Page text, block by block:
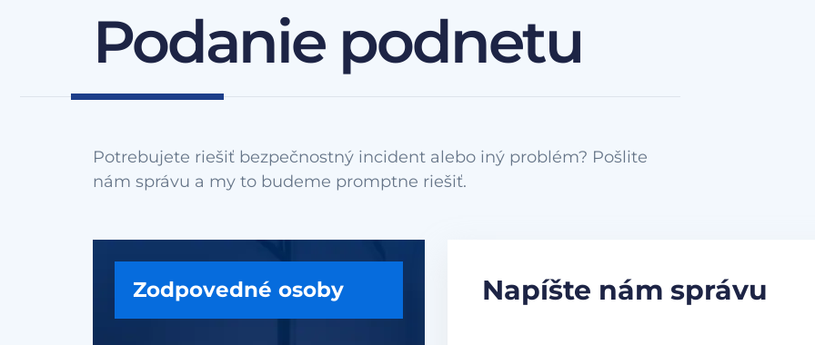
Podanie podnetu
Potrebujete riešiť bezpečnostný incident alebo iný problém? Pošlite
Zodpovedné osoby Napíšte nám správu